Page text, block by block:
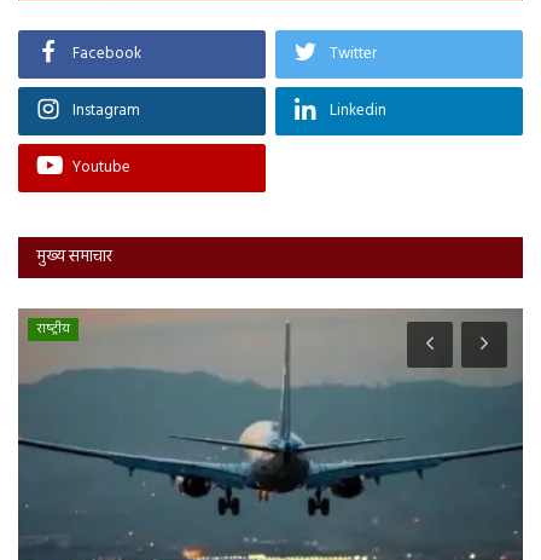
Facebook Twitter
Instagram Linkedin
Youtube
मुख्य समाचार
राष्‍ट्रीय